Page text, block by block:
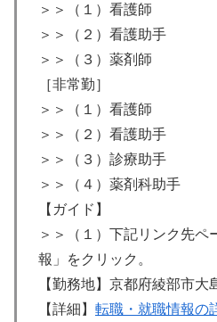
＞＞（１）看護師
＞＞（２）看護助手
＞＞（３）薬剤師
［非常勤］
＞＞（１）看護師
＞＞（２）看護助手
＞＞（３）診療助手
＞＞（４）薬剤科助手
【ガイド】
＞＞（１）下記リンク先ペ
報」をクリック。
【勤務地】京都府綾部市大
【詳細】 転職・就職情報の